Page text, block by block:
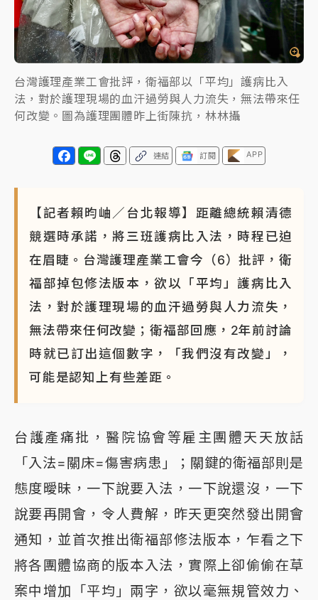
台灣護理產業工會批評，衛福部以「平均」護病比入
法，對於護理現場的血汗過勞與人力流失，無法帶來任
何改變。圖為護理團體昨上街陳抗，林林攝
連結 訂閱 APP
【記者賴昀岫／台北報導】距離總統賴清德
競選時承諾，將三班護病比入法，時程已迫
在眉睫。台灣護理產業工會今（6）批評，衛
福部掉包修法版本，欲以「平均」護病比入
法，對於護理現場的血汗過勞與人力流失，
無法帶來任何改變；衛福部回應，2年前討論
時就已訂出這個數字，「我們沒有改變」，
可能是認知上有些差距。
台護產痛批，醫院協會等雇主團體天天放話
「入法=關床=傷害病患」；關鍵的衛福部則是
態度曖昧，一下說要入法，一下說還沒，一下
說要再開會，令人費解，昨天更突然發出開會
通知，並首次推出衛福部修法版本，乍看之下
將各團體協商的版本入法，實際上卻偷偷在草
案中增加「平均」兩字，欲以毫無規管效力、